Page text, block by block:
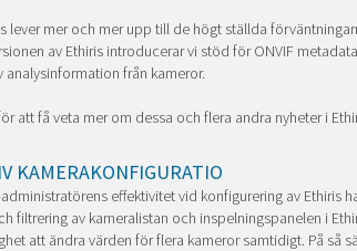
lever mer och mer upp till de högt ställda
av Ethiris introducerar vi stöd för ONVIF
analysinformation från kameror.
att få veta mer om dessa och flera andra nyheter i
KAMERAKONFIGURATIO
effektivitet vid konfigurering av Ethiris
filtrering av kameralistan och inspelningspanelen i
att ändra värden för flera kameror samtidigt. På så